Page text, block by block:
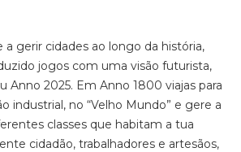
a gerir cidades ao longo da história,
jogos com uma visão futurista,
Anno 2025. Em Anno 1800 viajas para
industrial, no “Velho Mundo” e gere a
classes que habitam a tua
cidadão, trabalhadores e artesãos,